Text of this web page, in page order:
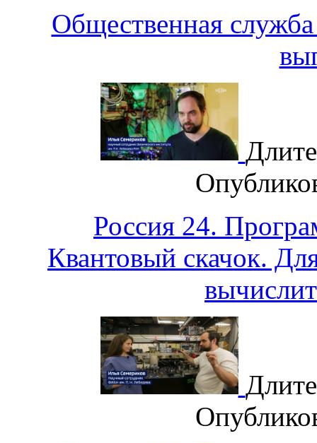
Общественная
Россия 24.
Квантовый скачок.